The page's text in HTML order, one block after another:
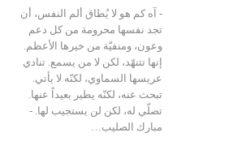
- آه كم هو لا يُطاق ألم النفس، أن
تجد نفسها محرومة من كل دعم
وعون، ومنفيّة من خيرها الأعظم.
إنها تتنهّد، لكن لا من يسمع. تنادي
عريسها السماوي، لكنّه لا يأتي.
تبحث عنه، لكنّه يطير بعيداً عنها.
تصلّي له، لكن لن يستجيب لها. -
مبارك الصليب…